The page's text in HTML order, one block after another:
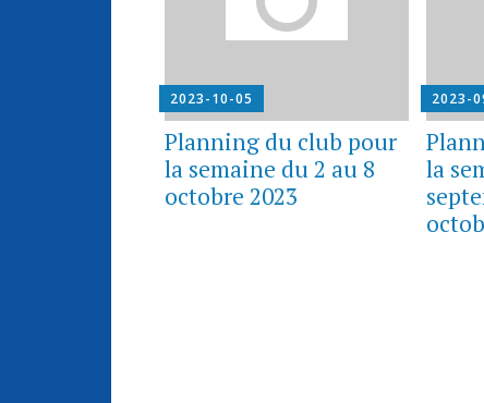
2023-10-05
Planning du club pour
la semaine du 2 au 8
octobre 2023
2023-
la